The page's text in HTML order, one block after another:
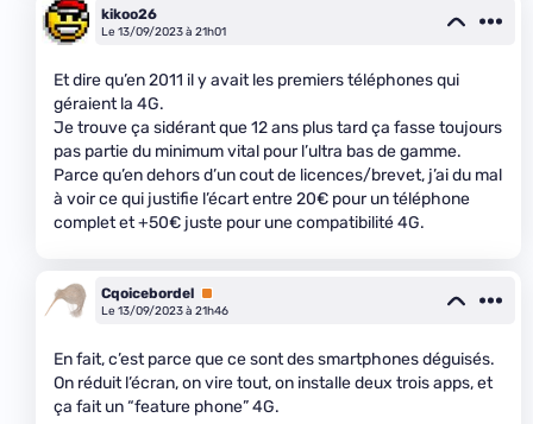
kikoo26
Le 13/09/2023 à 21h01
Et dire qu’en 2011 il y avait les premiers téléphones qui
géraient la 4G.
Je trouve ça sidérant que 12 ans plus tard ça fasse toujours
pas partie du minimum vital pour l’ultra bas de gamme.
Parce qu’en dehors d’un cout de licences/brevet, j’ai du mal
à voir ce qui justifie l’écart entre 20€ pour un téléphone
complet et +50€ juste pour une compatibilité 4G.
Cqoicebordel Premium
Le 13/09/2023 à 21h46
En fait, c’est parce que ce sont des smartphones déguisés.
On réduit l’écran, on vire tout, on installe deux trois apps, et
ça fait un “feature phone” 4G.